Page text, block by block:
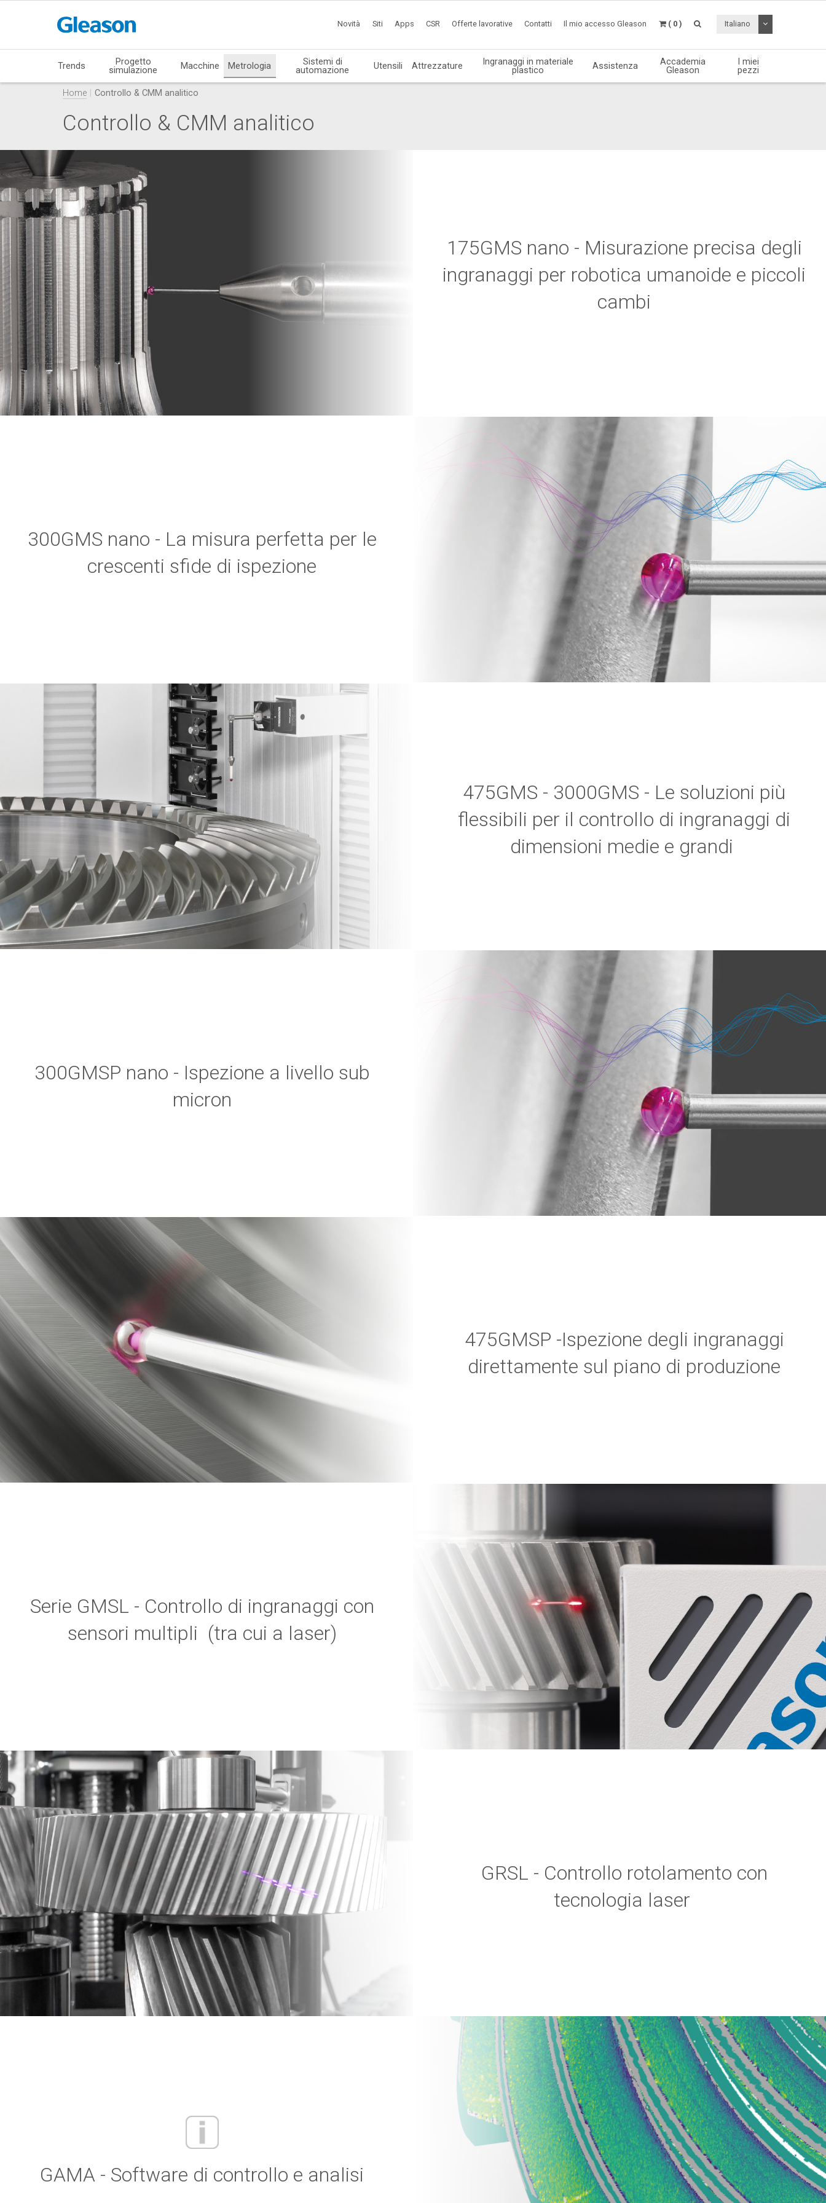
Novità Siti Apps CSR Offerte lavorative Contatti Il mio accesso Gleason ( 0 ) Italiano Attiva /
Trends Progetto
simulazione Macchine Metrologia Sistemi di
automazione Utensili Attrezzature Ingranaggi in materiale
plastico Assistenza Accademia
Gleason
I miei
pezzi
Home Controllo & CMM analitico
Controllo & CMM analitico
175GMS nano - Misurazione precisa degli
ingranaggi per robotica umanoide e piccoli
cambi
300GMS nano - La misura perfetta per le
crescenti sfide di ispezione
475GMS - 3000GMS - Le soluzioni più
flessibili per il controllo di ingranaggi di
dimensioni medie e grandi
300GMSP nano - Ispezione a livello sub
micron
475GMSP -Ispezione degli ingranaggi
direttamente sul piano di produzione
Serie GMSL - Controllo di ingranaggi con
sensori multipli (tra cui a laser)
GRSL - Controllo rotolamento con
tecnologia laser
GAMA - Software di controllo e analisi